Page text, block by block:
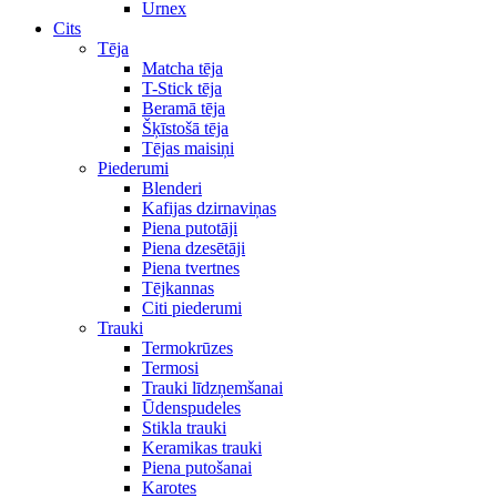
Urnex
Cits
Tēja
Matcha tēja
T-Stick tēja
Beramā tēja
Šķīstošā tēja
Tējas maisiņi
Piederumi
Blenderi
Kafijas dzirnaviņas
Piena putotāji
Piena dzesētāji
Piena tvertnes
Tējkannas
Citi piederumi
Trauki
Termokrūzes
Termosi
Trauki līdzņemšanai
Ūdenspudeles
Stikla trauki
Keramikas trauki
Piena putošanai
Karotes